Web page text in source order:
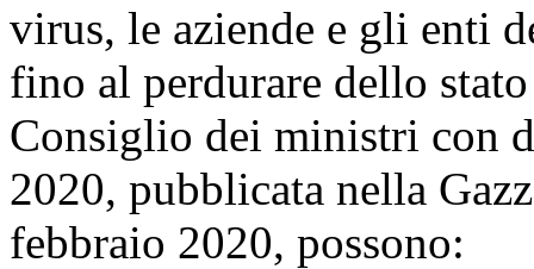
virus, le aziende e gli enti
fino al perdurare dello
Consiglio dei ministri con
2020, pubblicata nella
febbraio 2020, possono: